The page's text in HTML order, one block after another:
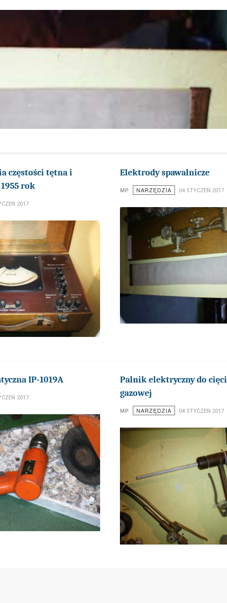
częstości tętna i
rok
2017
Elektrody spawalnicze
MP NARZĘDZIA 04 STYCZEŃ 2017
IP-1019A
2017
Palnik elektryczny do
gazowej
MP NARZĘDZIA 04 STYCZEŃ 2017